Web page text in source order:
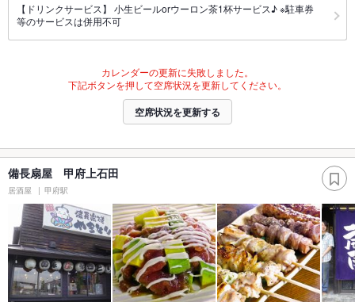
【ドリンクサービス】 小生ビールorウーロン茶1杯サービス♪ ※駐車券
等のサービスは併用不可
カレンダーの更新に失敗しました。
下記ボタンを押して空席状況を更新してください。
空席状況を更新する
備長扇屋 甲府上石田
居酒屋 甲府駅